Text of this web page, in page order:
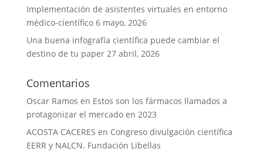
Implementación de asistentes virtuales en entorno
médico-científico 6 mayo, 2026
Una buena infografía científica puede cambiar el
destino de tu paper 27 abril, 2026
Comentarios
Oscar Ramos en Estos son los fármacos llamados a
protagonizar el mercado en 2023
ACOSTA CACERES en Congreso divulgación científica
EERR y NALCN. Fundación Libellas